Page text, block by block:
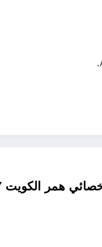
همر الكويت / 99527787 / كراج تصليح سيارات